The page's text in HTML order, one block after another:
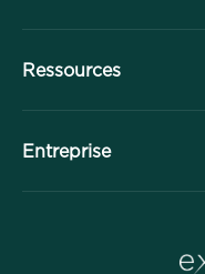
Division professionnelle
Articles
Ressources
Méditations gratuites
Entreprise